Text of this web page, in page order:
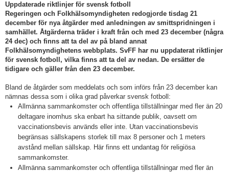
Om SAIK
Våra lag
Kalender
Matcher
För spelare/barn
För ledare
SAIK-shopen
Uppdaterade riktlinjer för svensk fotboll
Regeringen och Folkhälsomyndigheten redogjorde tisdag 21
december för nya åtgärder med anledningen av smittspridningen i
samhället. Åtgärderna träder i kraft från och med 23 december (några
24 dec) och finns att ta del av på bland annat
Folkhälsomyndighetens webbplats. SvFF har nu uppdaterat riktlinjer
för svensk fotboll, vilka finns att ta del av nedan. De ersätter de
tidigare och gäller från den 23 december.
Bland de åtgärder som meddelats och som införs från 23 december kan
nämnas dessa som i olika grad påverkar svensk fotboll:
Allmänna sammankomster och offentliga tillställningar med fler än 20
deltagare inomhus ska enbart ha sittande publik, oavsett om
vaccinationsbevis används eller inte. Utan vaccinationsbevis
begränsas sällskapens storlek till max 8 personer och 1 meters
avstånd mellan sällskap. Här finns ett undantag för religiösa
sammankomster.
Allmänna sammankomster och offentliga tillställningar med fler än